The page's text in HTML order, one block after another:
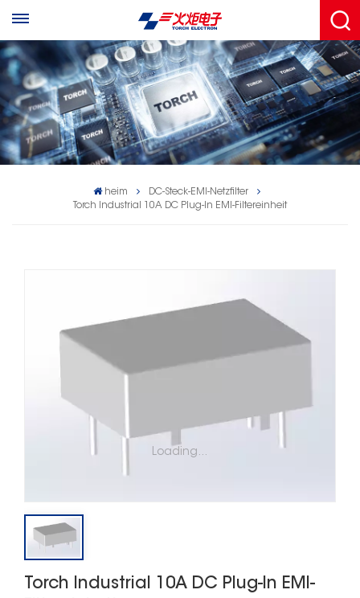
heim
DC-Steck-EMI-Netzfilter
Torch Industrial 10A DC Plug-In EMI-Filtereinheit
Loading...
Torch Industrial 10A DC Plug-In EMI-